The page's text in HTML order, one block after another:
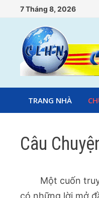
to
content
7 Tháng 8, 2026
TRANG NHÀ
Câu
Một cuốn
có những lời mở